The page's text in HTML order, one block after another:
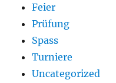
Feier
Prüfung
Spass
Turniere
Uncategorized